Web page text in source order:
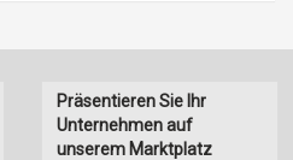
Präsentieren Sie Ihr
Unternehmen auf
unserem Marktplatz